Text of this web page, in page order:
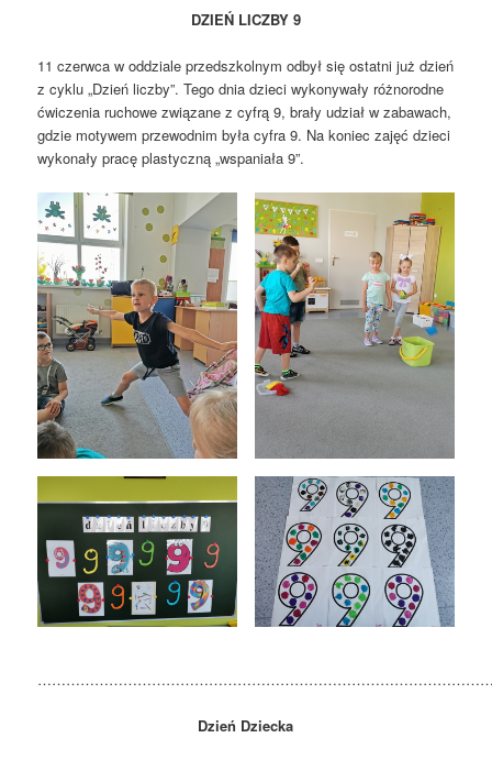
DZIEŃ LICZBY 9
11 czerwca w oddziale przedszkolnym odbył się ostatni już dzień
z cyklu „Dzień liczby”. Tego dnia dzieci wykonywały różnorodne
ćwiczenia ruchowe związane z cyfrą 9, brały udział w zabawach,
gdzie motywem przewodnim była cyfra 9. Na koniec zajęć dzieci
wykonały pracę plastyczną „wspaniała 9”.
Dzień Dziecka